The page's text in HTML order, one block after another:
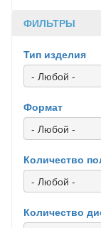
ФИЛЬТРЫ
Тип изделия
- Любой -
Формат
- Любой -
Количество
- Любой -
Количество